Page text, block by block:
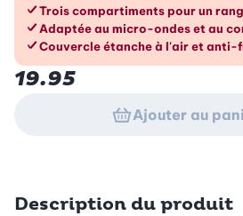
Les avantages en
Trois compartiments pour un
Adaptée au micro-ondes et au
Couvercle étanche à l'air et anti-
19.95
Ajouter au
Description du produit